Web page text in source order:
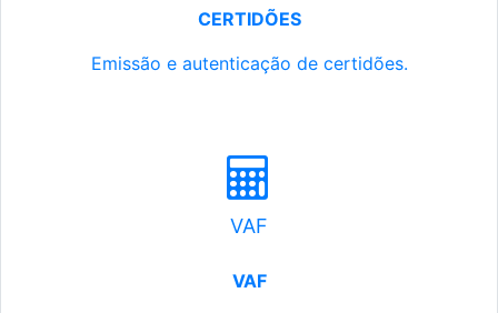
CERTIDÕES
Emissão e autenticação de certidões.
VAF
VAF